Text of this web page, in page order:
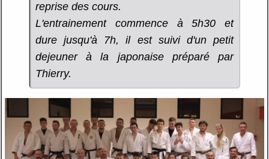
reprise des cours.
L'entrainement commence à 5h30 et
dure jusqu'à 7h, il est suivi d'un petit
dejeuner à la japonaise préparé par
Thierry.